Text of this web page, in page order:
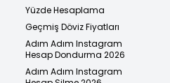
Yüzde Hesaplama
Geçmiş Döviz Fiyatları
Adım Adım Instagram
Hesap Dondurma 2026
Adım Adım Instagram